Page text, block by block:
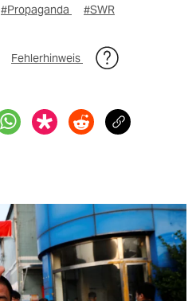
#Propaganda #SWR
Fehlerhinweis